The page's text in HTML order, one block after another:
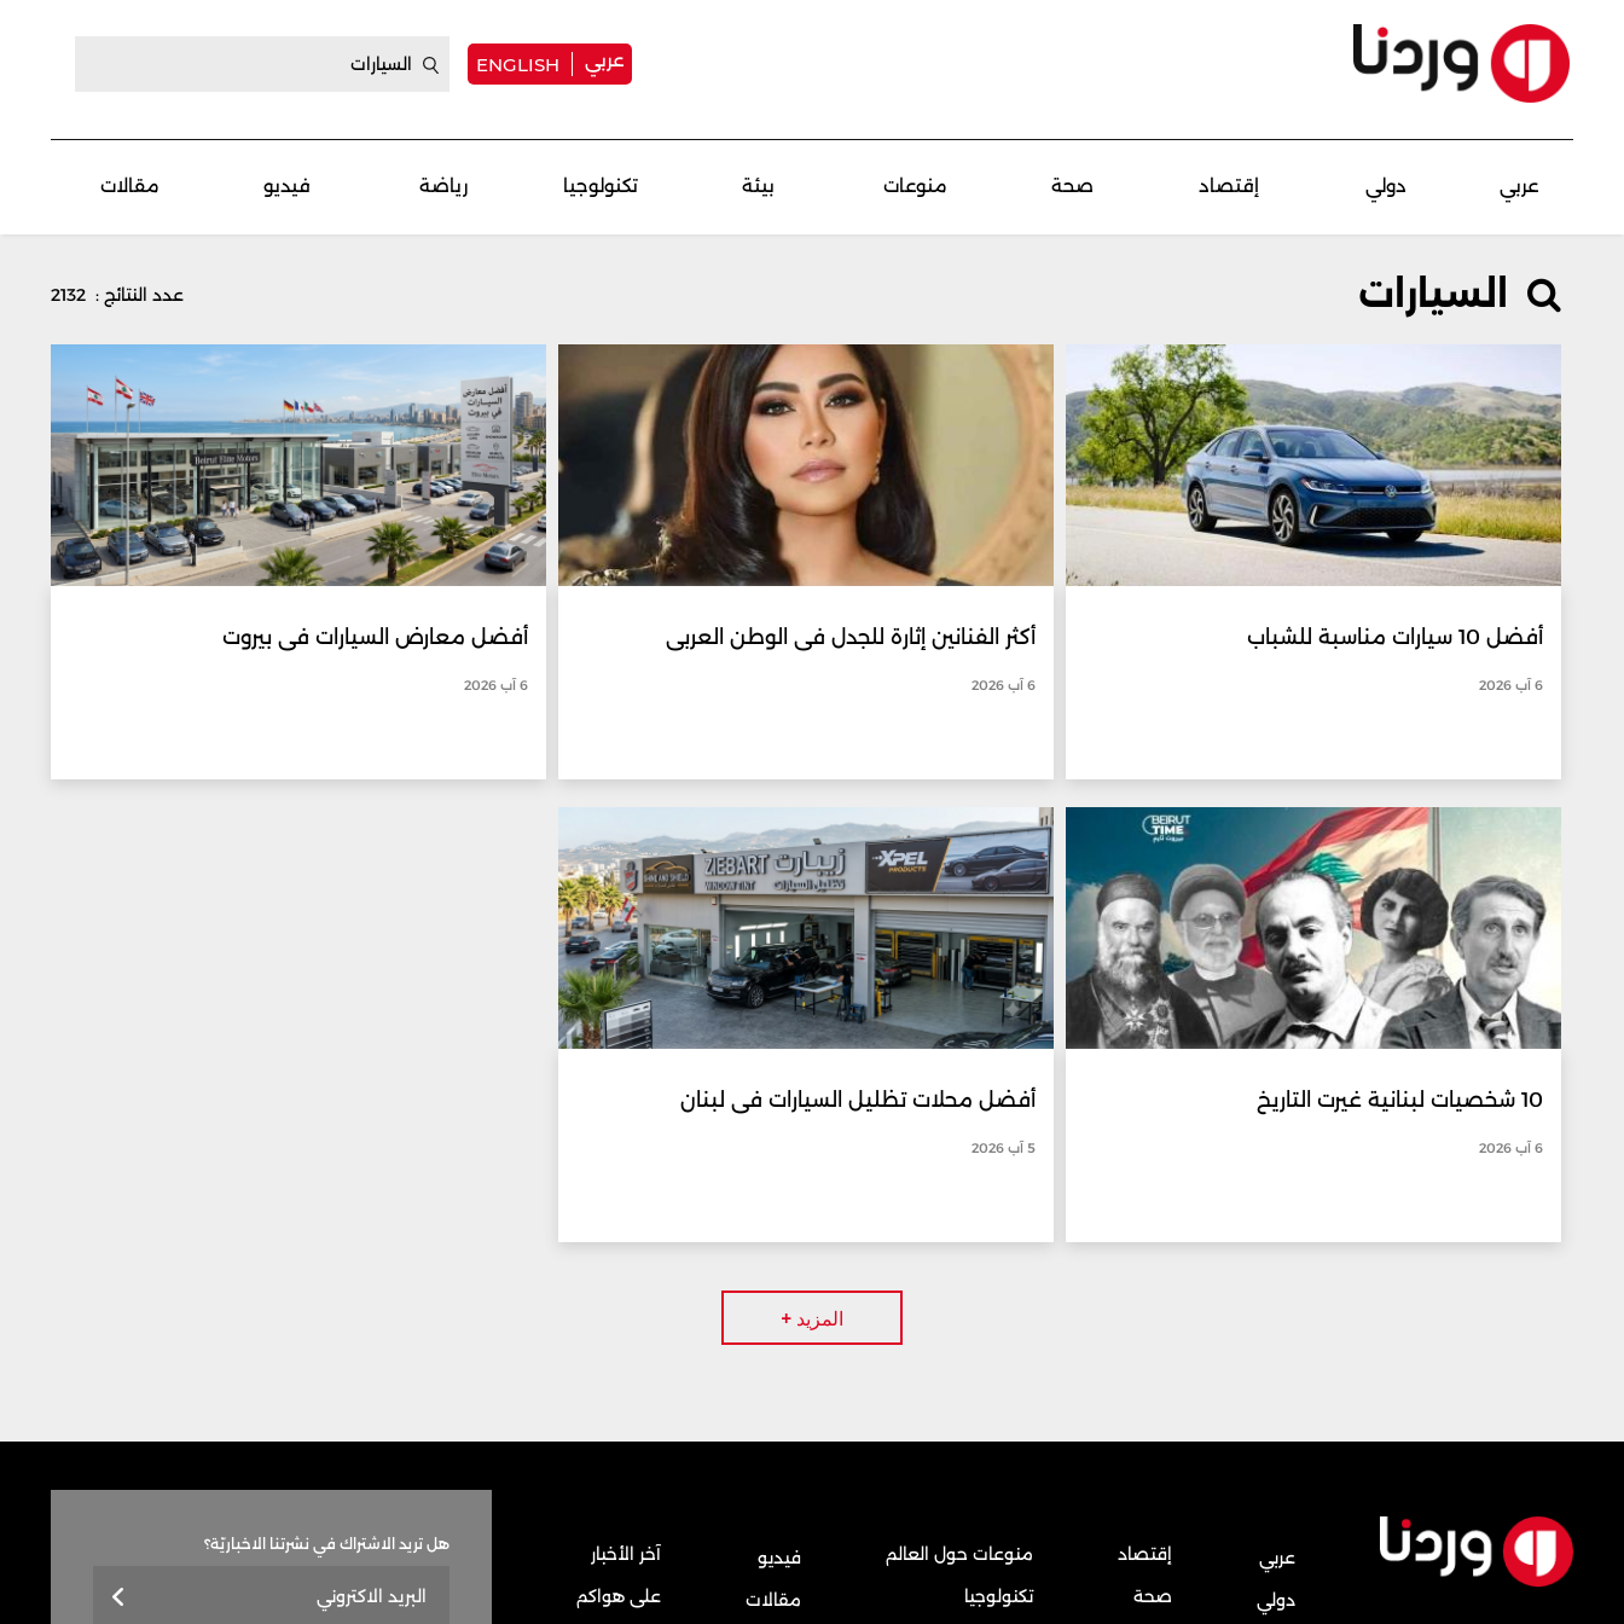
عربي ENGLISH
عربي دولي إقتصاد صحة منوعات بيئة تكنولوجيا رياضة فيديو مقالات
السيارات عدد النتائج : 2132
أفضل 10 سيارات مناسبة للشباب
6 آب 2026
أكثر الفنانين إثارة للجدل في الوطن العربي
6 آب 2026
أفضل معارض السيارات في بيروت
6 آب 2026
10 شخصيات لبنانية غيرت التاريخ
6 آب 2026
أفضل محلات تظليل السيارات في لبنان
5 آب 2026
المزيد +
عربي
دولي
إقتصاد
صحة
منوعات حول العالم
تكنولوجيا
فيديو
مقالات
آخر الأخبار
على هواكم
هل تريد الاشتراك في نشرتنا الاخباريّة؟